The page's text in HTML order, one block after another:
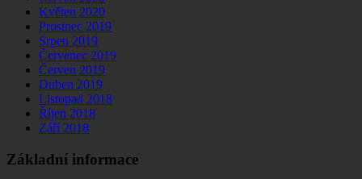
Květen 2020
Prosinec 2019
Srpen 2019
Červenec 2019
Červen 2019
Duben 2019
Listopad 2018
Říjen 2018
Září 2018
Základní informace